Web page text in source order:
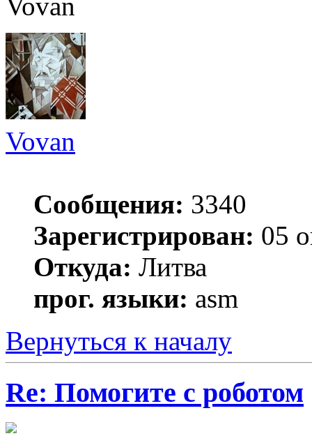
Vovan
Сообщения: 3340
Зарегистрирован: 05
Откуда: Литва
прог. языки: asm
Вернуться к началу
Re: Помогите с роботом